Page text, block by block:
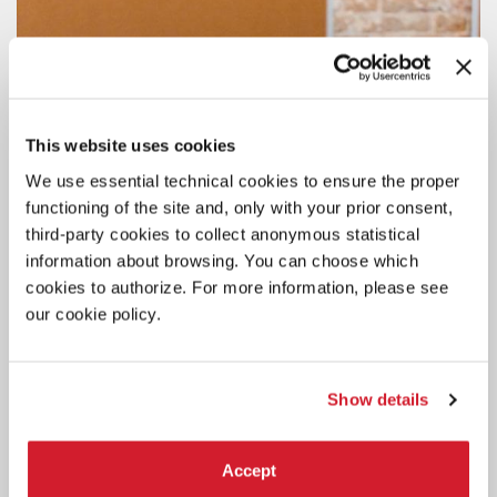
This website uses cookies
We use essential technical cookies to ensure the proper
functioning of the site and, only with your prior consent,
third-party cookies to collect anonymous statistical
information about browsing. You can choose which
cookies to authorize. For more information, please see
our cookie policy.
Show details
Accept